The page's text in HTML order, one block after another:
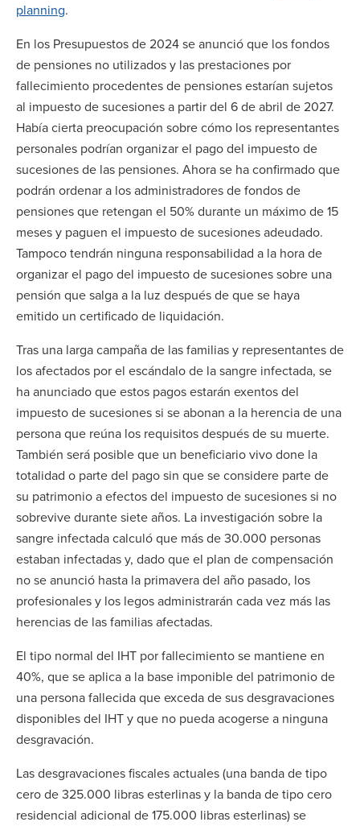
planning.
En los Presupuestos de 2024 se anunció que los fondos
de pensiones no utilizados y las prestaciones por
fallecimiento procedentes de pensiones estarían sujetos
al impuesto de sucesiones a partir del 6 de abril de 2027.
Había cierta preocupación sobre cómo los representantes
personales podrían organizar el pago del impuesto de
sucesiones de las pensiones. Ahora se ha confirmado que
podrán ordenar a los administradores de fondos de
pensiones que retengan el 50% durante un máximo de 15
meses y paguen el impuesto de sucesiones adeudado.
Tampoco tendrán ninguna responsabilidad a la hora de
organizar el pago del impuesto de sucesiones sobre una
pensión que salga a la luz después de que se haya
emitido un certificado de liquidación.
Tras una larga campaña de las familias y representantes de
los afectados por el escándalo de la sangre infectada, se
ha anunciado que estos pagos estarán exentos del
impuesto de sucesiones si se abonan a la herencia de una
persona que reúna los requisitos después de su muerte.
También será posible que un beneficiario vivo done la
totalidad o parte del pago sin que se considere parte de
su patrimonio a efectos del impuesto de sucesiones si no
sobrevive durante siete años. La investigación sobre la
sangre infectada calculó que más de 30.000 personas
estaban infectadas y, dado que el plan de compensación
no se anunció hasta la primavera del año pasado, los
profesionales y los legos administrarán cada vez más las
herencias de las familias afectadas.
El tipo normal del IHT por fallecimiento se mantiene en
40%, que se aplica a la base imponible del patrimonio de
una persona fallecida que exceda de sus desgravaciones
disponibles del IHT y que no pueda acogerse a ninguna
desgravación.
Las desgravaciones fiscales actuales (una banda de tipo
cero de 325.000 libras esterlinas y la banda de tipo cero
residencial adicional de 175.000 libras esterlinas) se